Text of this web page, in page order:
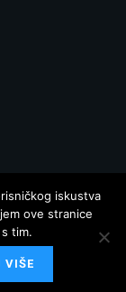
iskustva
ove stranice
tim.
VIŠE